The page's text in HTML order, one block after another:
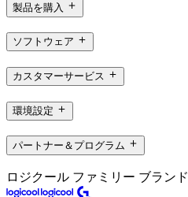
製品を購入
ソフトウェア
カスタマーサービス
環境設定
パートナー＆プログラム
ロジクール ファミリー ブランド